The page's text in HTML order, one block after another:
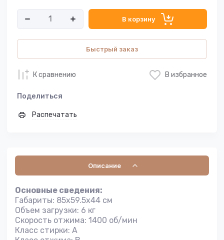
В корзину
Быстрый заказ
К сравнению В избранное
Поделиться
Распечатать
Описание
Основные сведения:
Габариты: 85х59.5х44 см
Объем загрузки: 6 кг
Скорость отжима: 1400 об/мин
Класс стирки: А